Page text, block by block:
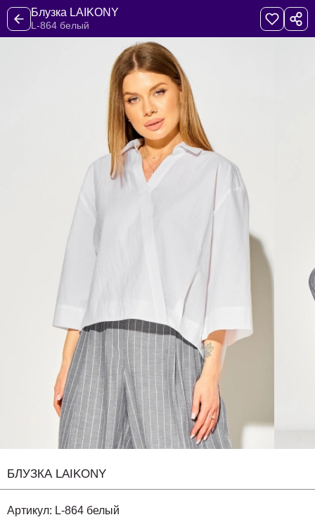
Блузка LAIKONY
L-864 белый
БЛУЗКА LAIKONY
Артикул: L-864 белый